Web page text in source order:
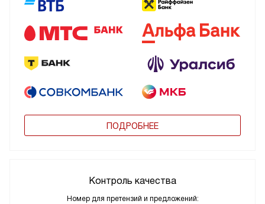
ПОДРОБНЕЕ
Контроль качества
Номер для претензий и предложений: